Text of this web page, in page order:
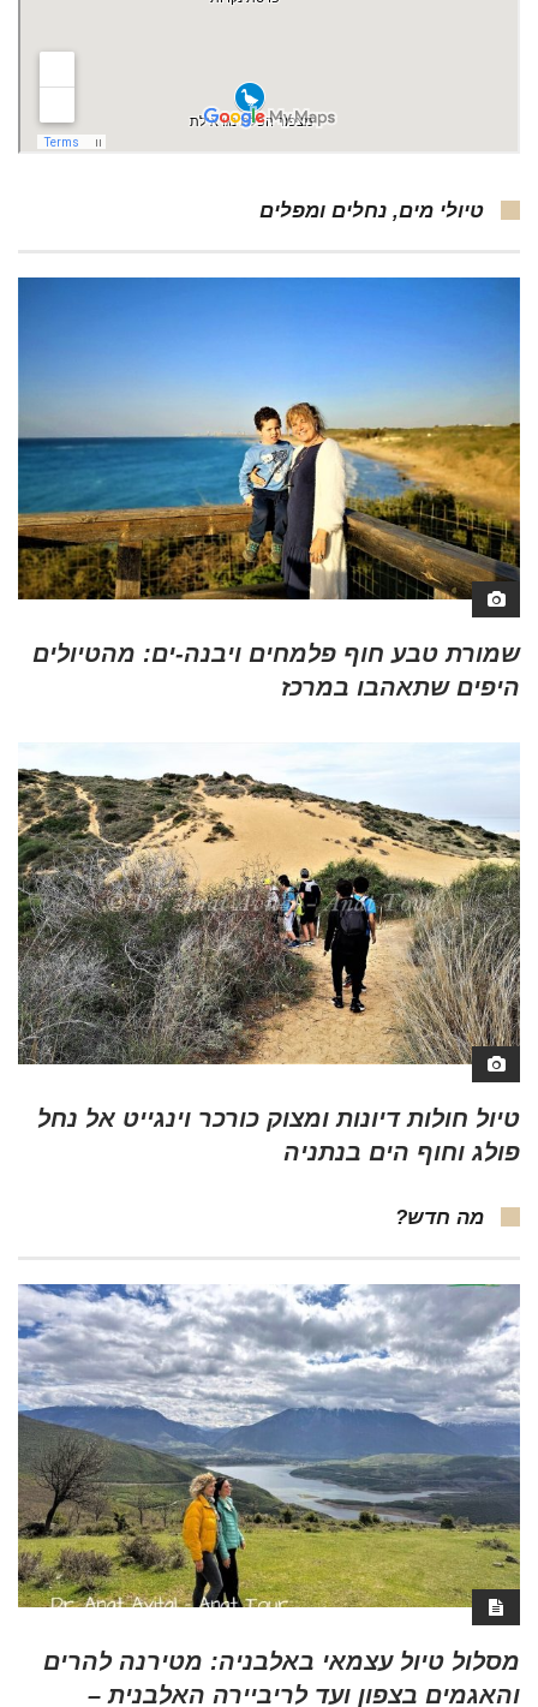
טיולי מים, נחלים ומפלים
שמורת טבע חוף פלמחים ויבנה-ים: מהטיולים
היפים שתאהבו במרכז
טיול חולות דיונות ומצוק כורכר וינגייט אל נחל
פולג וחוף הים בנתניה
מה חדש?
מסלול טיול עצמאי באלבניה: מטירנה להרים
והאגמים בצפון ועד לריביירה האלבנית –